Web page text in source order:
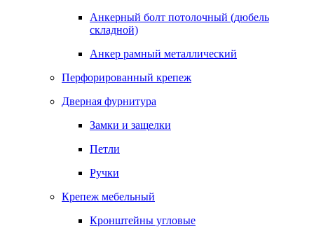
Анкерный болт потолочный (дюбель
складной)
Анкер рамный металлический
Перфорированный крепеж
Дверная фурнитура
Замки и защелки
Петли
Ручки
Крепеж мебельный
Кронштейны угловые